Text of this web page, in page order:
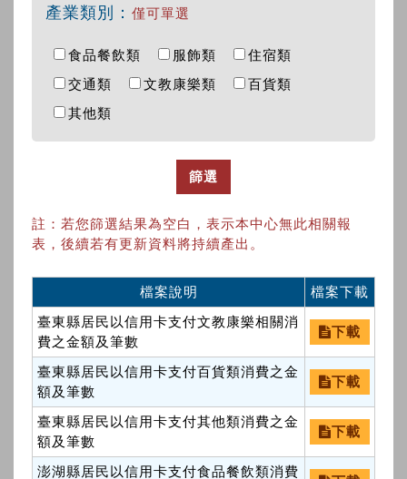
產業類別： 僅可單選
食品餐飲類 服飾類
住宿類
交通類
文教康樂類
百貨類
其他類
篩選
註：若您篩選結果為空白，表示本中心無此相關報
表，後續若有更新資料將持續產出。
檔案說明
檔案下載
臺東縣居民以信用卡支付文教康樂相關消
費之金額及筆數
下載
臺東縣居民以信用卡支付百貨類消費之金
額及筆數
下載
臺東縣居民以信用卡支付其他類消費之金
額及筆數
下載
澎湖縣居民以信用卡支付食品餐飲類消費